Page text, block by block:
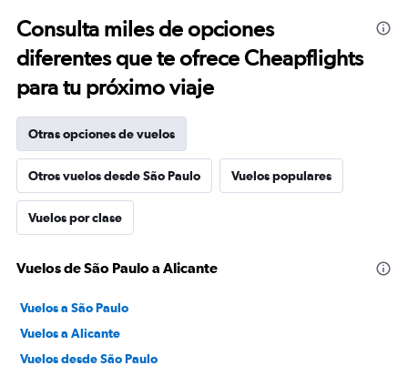
Consulta miles de opciones
diferentes que te ofrece Cheapflights
para tu próximo viaje
Otras opciones de vuelos
Otros vuelos desde São Paulo Vuelos populares
Vuelos por clase
Vuelos de São Paulo a Alicante
Vuelos a São Paulo
Vuelos a Alicante
Vuelos desde São Paulo